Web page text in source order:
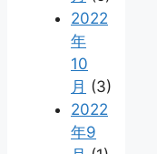
2022
年
10
月 (3)
2022
年9